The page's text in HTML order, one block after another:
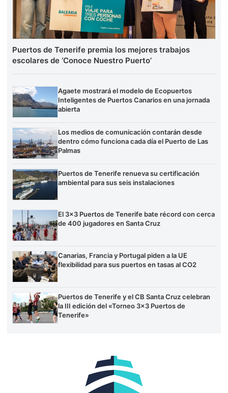
Puertos de Tenerife premia los mejores trabajos
escolares de ‘Conoce Nuestro Puerto’
Agaete mostrará el modelo de Ecopuertos
Inteligentes de Puertos Canarios en una jornada
abierta
Los medios de comunicación contarán desde
dentro cómo funciona cada día el Puerto de Las
Palmas
Puertos de Tenerife renueva su certificación
ambiental para sus seis instalaciones
El 3×3 Puertos de Tenerife bate récord con cerca
de 400 jugadores en Santa Cruz
Canarias, Francia y Portugal piden a la UE
flexibilidad para sus puertos en tasas al CO2
Puertos de Tenerife y el CB Santa Cruz celebran
la III edición del «Torneo 3×3 Puertos de
Tenerife»